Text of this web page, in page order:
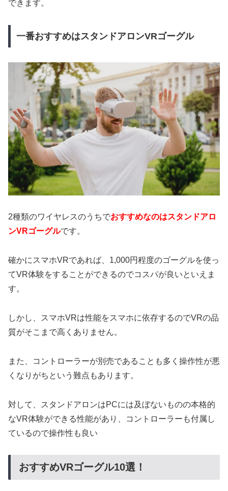
できます。
一番おすすめはスタンドアロンVRゴーグル
2種類のワイヤレスのうちでおすすめなのはスタンドアロ
ンVRゴーグルです。
確かにスマホVRであれば、1,000円程度のゴーグルを使っ
てVR体験をすることができるのでコスパが良いといえま
す。
しかし、スマホVRは性能をスマホに依存するのでVRの品
質がそこまで高くありません。
また、コントローラーが別売であることも多く操作性が悪
くなりがちという難点もあります。
対して、スタンドアロンはPCには及ぼないものの本格的
なVR体験ができる性能があり、コントローラーも付属し
ているので操作性も良い
おすすめVRゴーグル10選！